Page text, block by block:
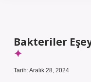
Bakteriler
Tarih: Aralık 28, 2024